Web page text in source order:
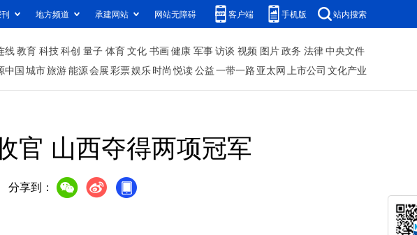
地方频道 承建网站 网站无障碍 客户端 手机版 站内搜索
线教育 科技科创 量子 体育文化 书画健康 军事访谈 视频 图片政务 法律中央文件
中国城市旅游能源会展彩票娱乐时尚 悦读公益一带一路 亚太网上市公司 文化产业
官 山西夺得两项冠军
分享到：